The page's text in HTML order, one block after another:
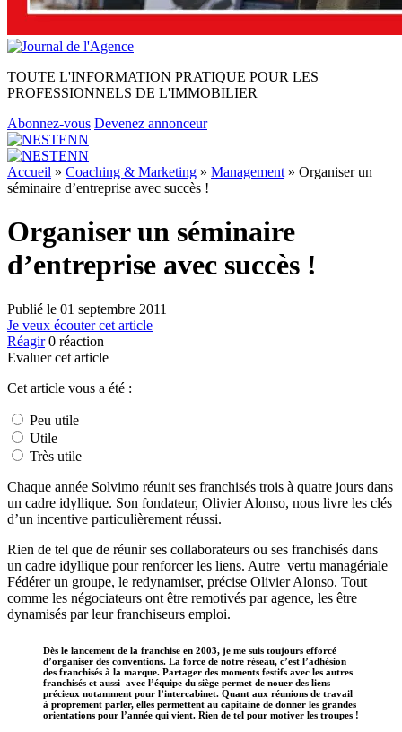
TOUTE L'INFORMATION PRATIQUE POUR LES
PROFESSIONNELS DE L'IMMOBILIER
Abonnez-vous Devenez annonceur
Accueil » Coaching & Marketing » Management » Organiser un
séminaire d’entreprise avec succès !
Organiser un séminaire
d’entreprise avec succès !
Publié le 01 septembre 2011
Je veux écouter cet article
Réagir 0 réaction
Evaluer cet article
Cet article vous a été :
Peu utile
Utile
Très utile
Chaque année Solvimo réunit ses franchisés trois à quatre jours dans
un cadre idyllique. Son fondateur, Olivier Alonso, nous livre les clés
d’un incentive particulièrement réussi.
Rien de tel que de réunir ses collaborateurs ou ses franchisés dans
un cadre idyllique pour renforcer les liens. Autre vertu managériale
Fédérer un groupe, le redynamiser, précise Olivier Alonso. Tout
comme les négociateurs ont être remotivés par agence, les être
dynamisés par leur franchiseurs emploi.
Dès le lancement de la franchise en 2003, je me suis toujours efforcé
d’organiser des conventions. La force de notre réseau, c’est l’adhésion
des franchisés à la marque. Partager des moments festifs avec les autres
franchisés et aussi avec l’équipe du siège permet de nouer des liens
précieux notamment pour l’intercabinet. Quant aux réunions de travail
à proprement parler, elles permettent au capitaine de donner les grandes
orientations pour l’année qui vient. Rien de tel pour motiver les troupes !